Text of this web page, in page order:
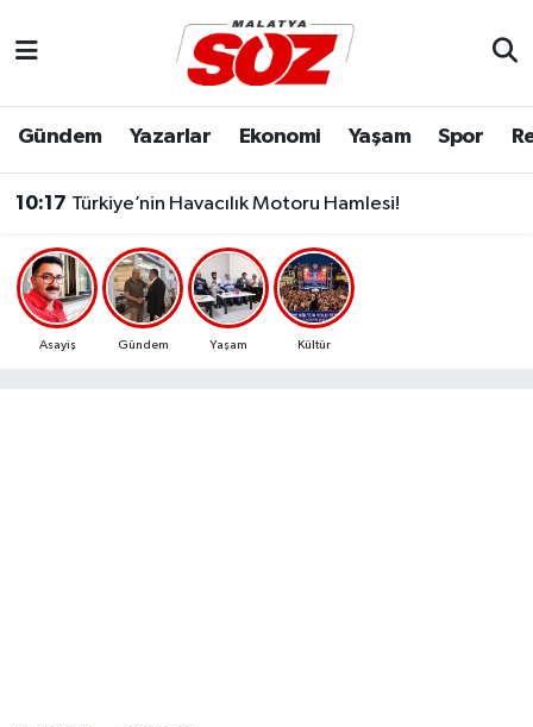
Gündem Yazarlar Ekonomi Yaşam Spor
10:17 Türkiye’nin Havacılık Motoru Hamlesi!
Asayiş Gündem Yaşam Kültür
Dünya
Eğitim
Ekonomi
Malatya Nöbetçi Eczaneler
Malatya Namaz Vakitleri
Malatya Trafik Yoğunluk Haritası
Süper Lig Puan Durumu ve Fikstür